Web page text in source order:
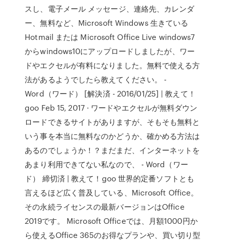
スし、電子メール メッセージ、連絡先、カレンダ
ー、無料など、Microsoft Windows 生きている
Hotmail または Microsoft Office Live windows7
からwindows10にアップロードしましたが、ワー
ドやエクセルが有料になりました。無料で使える方
法があるようでしたら教えてください。 -
Word（ワード） [解決済 - 2016/01/25] | 教えて！
goo Feb 15, 2017 · ワードやエクセルが無料ダウン
ロードできるサイトがありますが、そもそも無料と
いう事を本当に無料なのかどうか、確かめる方法は
あるのでしょうか！？まだまだ、インターネットを
あまり利用できてない私なので、 - Word（ワー
ド） 締切済 | 教えて！goo 世界的定番ソフトとも
言えるほど広く普及している、Microsoft Office。
その永続ライセンスの最新バージョンはOffice
2019です。 Microsoft Officeでは、月額1000円か
ら使えるOffice 365のお得なプランや、買い切り型